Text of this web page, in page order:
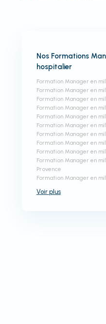
Nos Formations
hospitalier
Formation Manager en
Formation Manager en
Formation Manager en
Formation Manager en
Formation Manager en
Formation Manager en
Formation Manager en
Formation Manager en
Formation Manager en
Formation Manager en
Provence
Formation Manager en
Voir plus